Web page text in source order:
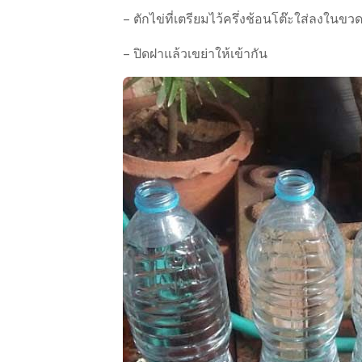
– ตักไข่ที่เตรียมไว้ครึ่งช้อนโต๊ะใส่ลงในขวด
– ปิดฝาแล้วเขย่าให้เข้ากัน